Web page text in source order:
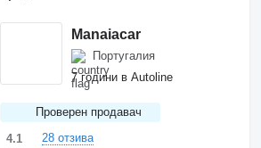
Manaiacar
Португалия
7 години в Autoline
Проверен продавач
4.1
28 отзива